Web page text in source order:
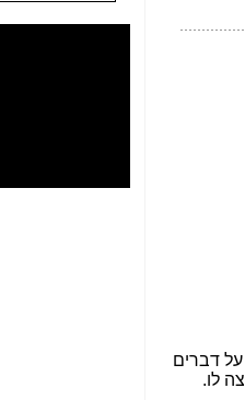
דברים
לו.